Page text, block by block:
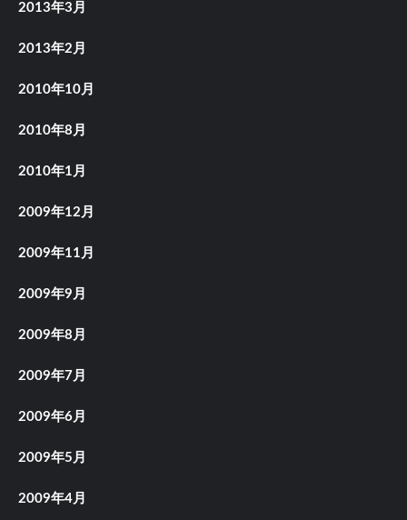
2013年3月
2013年2月
2010年10月
2010年8月
2010年1月
2009年12月
2009年11月
2009年9月
2009年8月
2009年7月
2009年6月
2009年5月
2009年4月